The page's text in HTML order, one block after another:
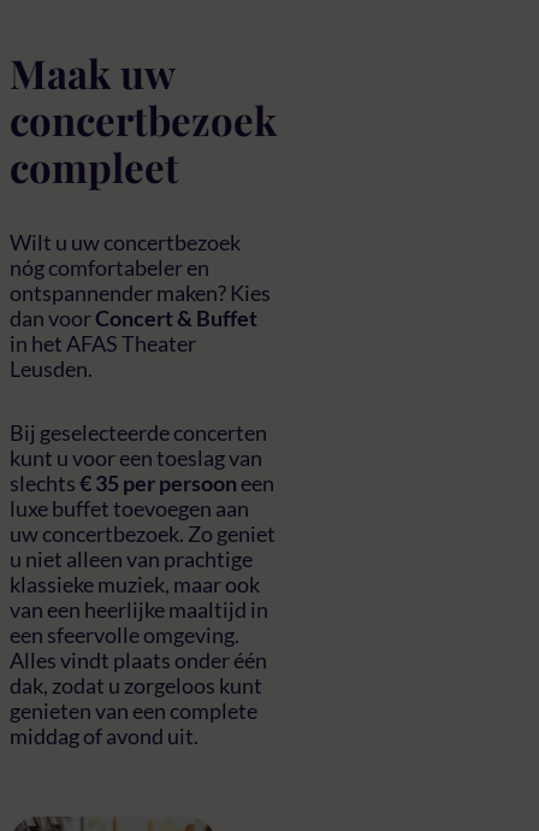
Maak uw
concertbezoek
compleet
Wilt u uw concertbezoek
nóg comfortabeler en
ontspannender maken? Kies
dan voorConcert & Buffet
in het AFAS Theater
Leusden.
Bij geselecteerde concerten
kunt u voor een toeslag van
slechts€ 35 per persoon een
luxe buffet toevoegen aan
uw concertbezoek. Zo geniet
u niet alleen van prachtige
klassieke muziek, maar ook
van een heerlijke maaltijd in
een sfeervolle omgeving.
Alles vindt plaats onder één
dak, zodat u zorgeloos kunt
genieten van een complete
middag of avond uit.